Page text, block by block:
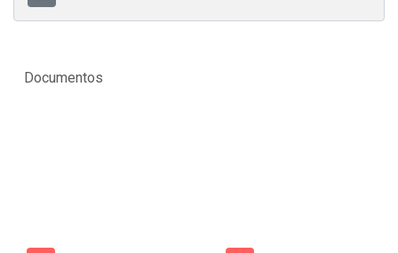
Documentos